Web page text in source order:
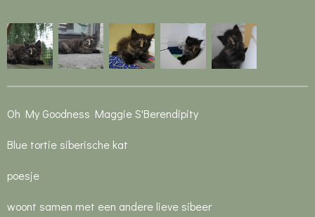
Oh My Goodness Maggie S'Berendipity
Blue tortie siberische kat
poesje
woont samen met een andere lieve sibeer